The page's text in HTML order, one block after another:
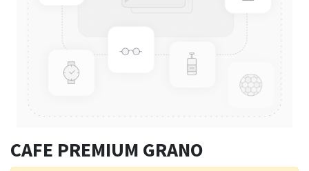
CAFE PREMIUM GRANO